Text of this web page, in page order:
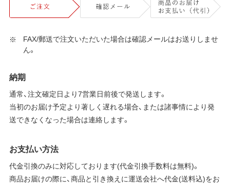
FAX/郵送で注文いただいた場合は確認メールはお送りしませ
ん。
納期
通常、注文確定日より7営業日前後で発送します。
当初のお届け予定より著しく遅れる場合、または諸事情により発
送できなくなった場合は連絡します。
お支払い方法
代金引換のみに対応しております(代金引換手数料は無料)。
商品お届けの際に、商品と引き換えに運送会社へ代金(送料込)をお